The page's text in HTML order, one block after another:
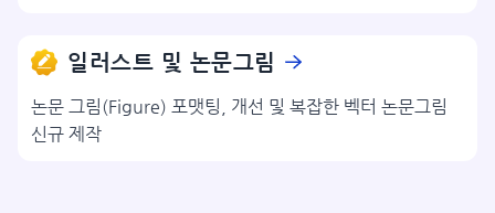
일러스트 및 논문그림
논문 그림(Figure) 포맷팅, 개선 및 복잡한 벡터 논문그림
신규 제작